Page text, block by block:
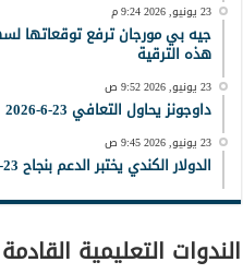
23 يونيو, 2026 9:24 م
جيه بي مورجان ترفع توقعاتها
هذه الترقية
23 يونيو, 2026 9:52 ص
داوجونز يحاول التعافي 23-6-2026
23 يونيو, 2026 9:45 ص
الدولار الكندي يختبر الدعم بنجاح 23-6-2023
الندوات التعليمية القادمة